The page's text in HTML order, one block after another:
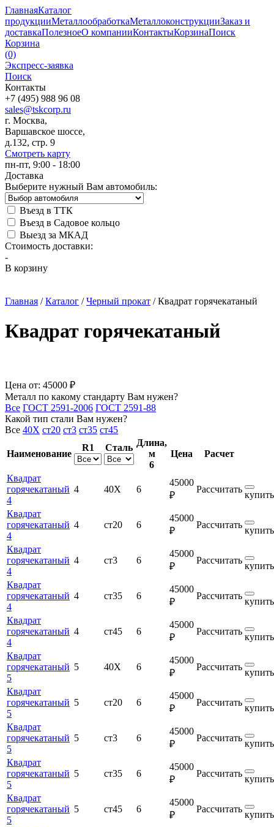
ГлавнаяКаталог
продукцииМеталлообработкаМеталлоконструкцииЗаказ и
доставкаПолезноеО компанииКонтактыКорзинаПоиск
Корзина
(0)
Экспресс-заявка
Поиск
Контакты
+7 (495) 988 96 08
sales@tskcorp.ru
г. Москва,
Варшавское шоссе,
д.132, стр. 9
Смотреть карту
пн-пт, 9:00 - 18:00
Доставка
Выберите нужный Вам автомобиль:
Въезд в ТТК
Въезд в Садовое кольцо
Выезд за МКАД
Стоимость доставки:
-
В корзину
Главная /Каталог /Черный прокат /Квадрат горячекатаный
Квадрат горячекатаный
Цена от: 45000 ₽
Металл по какому стандарту Вам нужен?
Все ГОСТ 2591-2006 ГОСТ 2591-88
Какой тип стали Вам нужен?
Все 40Х ст20 ст3 ст35 ст45
Наименование
R1 Сталь Длина,
м
6
Цена Расчет
Квадрат
горячекатаный
4
4 40Х 6
45000
₽
Рассчитать
купить
Квадрат
горячекатаный
4
4 ст20 6
45000
₽
Рассчитать
купить
Квадрат
горячекатаный
4
4 ст3 6
45000
₽
Рассчитать
купить
Квадрат
горячекатаный
4
4 ст35 6
45000
₽
Рассчитать
купить
Квадрат
горячекатаный
4
4 ст45 6
45000
₽
Рассчитать
купить
Квадрат
горячекатаный
5
5 40Х 6
45000
₽
Рассчитать
купить
Квадрат
горячекатаный
5
5 ст20 6
45000
₽
Рассчитать
купить
Квадрат
горячекатаный
5
5 ст3 6
45000
₽
Рассчитать
купить
Квадрат
горячекатаный
5
5 ст35 6
45000
₽
Рассчитать
купить
Квадрат
горячекатаный
5
5 ст45 6
45000
₽
Рассчитать
купить